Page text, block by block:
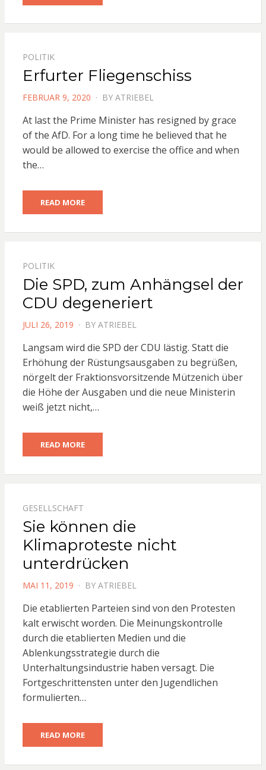
POLITIK
Erfurter Fliegenschiss
POSTED
FEBRUAR 9, 2020 BY ATRIEBEL
At last the Prime Minister has resigned by grace
of the AfD. For a long time he believed that he
would be allowed to exercise the office and when
the…
READ MORE
POLITIK
Die SPD, zum Anhängsel der
CDU degeneriert
POSTED
JULI 26, 2019 BY ATRIEBEL
Langsam wird die SPD der CDU lästig. Statt die
Erhöhung der Rüstungsausgaben zu begrüßen,
nörgelt der Fraktionsvorsitzende Mützenich über
die Höhe der Ausgaben und die neue Ministerin
weiß jetzt nicht,…
READ MORE
GESELLSCHAFT
Sie können die
Klimaproteste nicht
unterdrücken
POSTED
MAI 11, 2019 BY ATRIEBEL
Die etablierten Parteien sind von den Protesten
kalt erwischt worden. Die Meinungskontrolle
durch die etablierten Medien und die
Ablenkungsstrategie durch die
Unterhaltungsindustrie haben versagt. Die
Fortgeschrittensten unter den Jugendlichen
formulierten…
READ MORE